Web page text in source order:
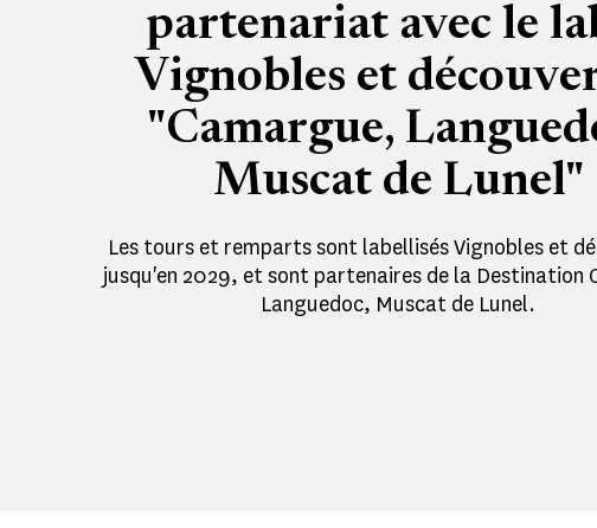
partenariat avec le
Vignobles et
"Camargue,
Muscat de Lunel"
Les tours et remparts sont labellisés Vignobles et
jusqu'en 2029, et sont partenaires de la Destination
Languedoc, Muscat de Lunel.